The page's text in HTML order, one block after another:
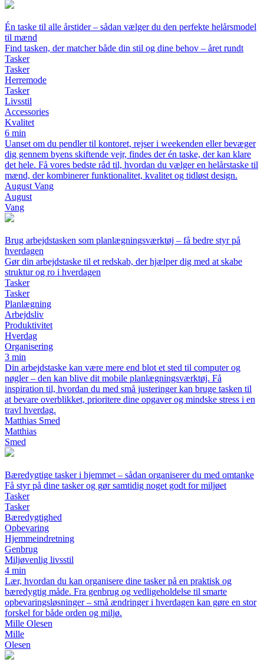
Én taske til alle årstider – sådan vælger du den perfekte helårsmodel
til mænd
Find tasken, der matcher både din stil og dine behov – året rundt
Tasker
Tasker
Herremode
Tasker
Livsstil
Accessories
Kvalitet
6 min
Uanset om du pendler til kontoret, rejser i weekenden eller bevæger
dig gennem byens skiftende vejr, findes der én taske, der kan klare
det hele. Få vores bedste råd til, hvordan du vælger en helårstaske til
mænd, der kombinerer funktionalitet, kvalitet og tidløst design.
August Vang
August
Vang
Brug arbejdstasken som planlægningsværktøj – få bedre styr på
hverdagen
Gør din arbejdstaske til et redskab, der hjælper dig med at skabe
struktur og ro i hverdagen
Tasker
Tasker
Planlægning
Arbejdsliv
Produktivitet
Hverdag
Organisering
3 min
Din arbejdstaske kan være mere end blot et sted til computer og
nøgler – den kan blive dit mobile planlægningsværktøj. Få
inspiration til, hvordan du med små justeringer kan bruge tasken til
at bevare overblikket, prioritere dine opgaver og mindske stress i en
travl hverdag.
Matthias Smed
Matthias
Smed
Bæredygtige tasker i hjemmet – sådan organiserer du med omtanke
Få styr på dine tasker og gør samtidig noget godt for miljøet
Tasker
Tasker
Bæredygtighed
Opbevaring
Hjemmeindretning
Genbrug
Miljøvenlig livsstil
4 min
Lær, hvordan du kan organisere dine tasker på en praktisk og
bæredygtig måde. Fra genbrug og vedligeholdelse til smarte
opbevaringsløsninger – små ændringer i hverdagen kan gøre en stor
forskel for både orden og miljø.
Mille Olesen
Mille
Olesen